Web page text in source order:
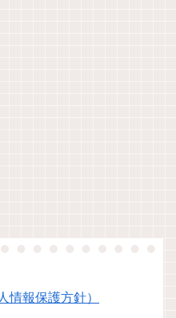
情報保護方針）